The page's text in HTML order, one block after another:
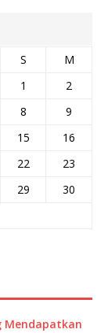
S
M
1
2
8
9
15
16
22
23
29
30
Mendapatkan